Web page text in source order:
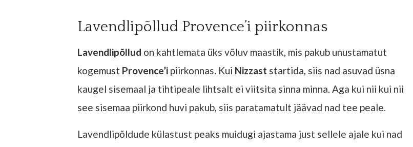
Lavendlipõllud Provence’i piirkonnas
Lavendlipõllud on kahtlemata üks võluv maastik, mis pakub unustamatut
kogemust Provence’ipiirkonnas. Kui Nizzast startida, siis nad asuvad üsna
kaugel sisemaal ja tihtipeale lihtsalt ei viitsita sinna minna. Aga kui nii kui nii
see sisemaa piirkond huvi pakub, siis paratamatult jäävad nad tee peale.
Lavendlipõldude külastust peaks muidugi ajastama just sellele ajale kui nad